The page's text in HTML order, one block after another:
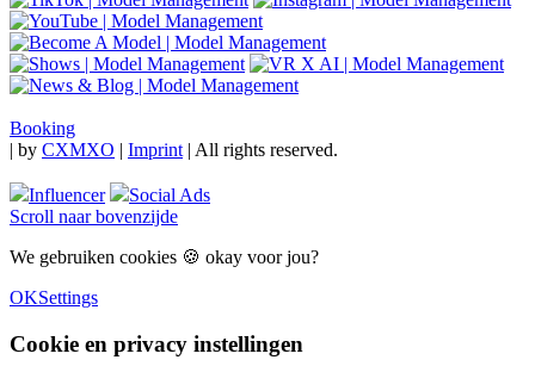
Booking
| by CXMXO | Imprint | All rights reserved.
Influencer
Social Ads
Scroll naar bovenzijde
We gebruiken cookies 🍪 okay voor jou?
OKSettings
Cookie en privacy instellingen